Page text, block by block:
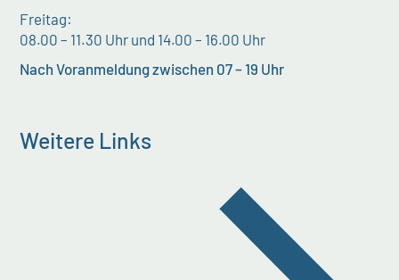
Freitag:
08.00 – 11.30 Uhr und 14.00 – 16.00 Uhr
Nach Voranmeldung zwischen 07 – 19 Uhr
Weitere Links